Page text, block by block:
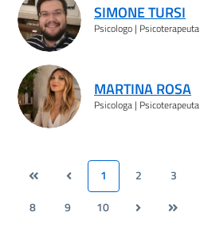
SIMONE TURSI
Psicologo | Psicoterapeuta
MARTINA ROSA
Psicologa | Psicoterapeuta
1 2 3
8
9 10